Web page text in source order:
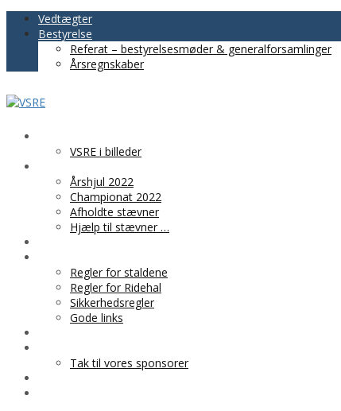
Vedtægter
Bestyrelse
Referat – bestyrelsesmøder & generalforsamlinger
Årsregnskaber
VSRE i billeder
Årshjul 2022
Championat 2022
Afholdte stævner
Hjælp til stævner …
Regler for staldene
Regler for Ridehal
Sikkerhedsregler
Gode links
Tak til vores sponsorer